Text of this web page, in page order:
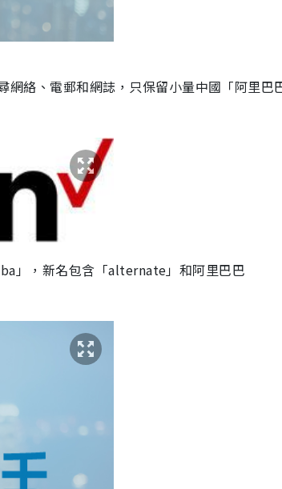
絡、電郵和網誌，只保留小量中國「阿里巴
」，新名包含「alternate」和阿里巴巴